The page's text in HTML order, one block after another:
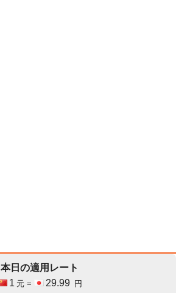
本日の適用レート
1 元 = 29.99
円